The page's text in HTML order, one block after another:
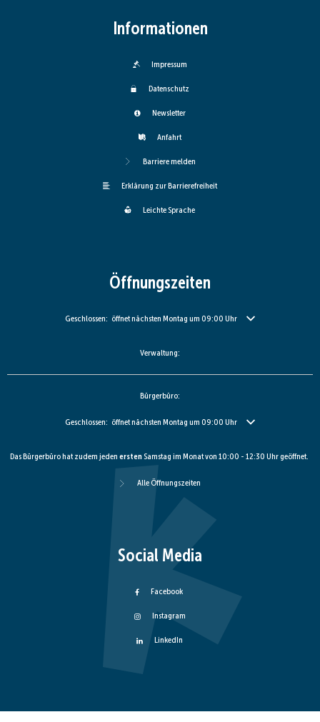
Informationen
Impressum
Datenschutz
Newsletter
Anfahrt
Barriere melden
Erklärung zur Barrierefreiheit
Leichte Sprache
Öffnungszeiten
Klicken, um weitere Öffnungs- oder Schließzeiten auszublenden
Geschlossen: öffnet nächsten Montag um 09:00 Uhr
Verwaltung:
Bürgerbüro:
Klicken, um weitere Öffnungs- oder Schließzeiten auszublenden
Geschlossen: öffnet nächsten Montag um 09:00 Uhr
Das Bürgerbüro hat zudem jeden erstenSamstag im Monat von 10:00 - 12:30 Uhr geöffnet.
Alle Öffnungszeiten
Social Media
Facebook
Instagram
LinkedIn